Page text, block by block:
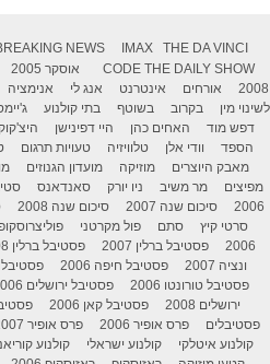
NEWS IMAX
THE DA VINCI
CODE THE DAILY SHOW אוסקר 2005
2008
אורחים אינטרנט אנג לי אנימציה
לשינוי מין
בקרוב בשוטף בתי קולנוע
דפש מוד
האחים כהן היי דפינישן
הספד
וודי אלן טלוויזיה טעויות תרגום
מאבק היוצרים
מוזיקה מועדון הגנוזים
מפיצים
מר משיב ניו יורק סאנדאנס
2006
סיכום שנה 2007 סיכום שנה 2008
סרטי קיץ
סתם פול מקרטני
2006
פסטיבל ברלין 2007 פסטיבל ברלין 2008
ונציה 2007
פסטיבל חיפה 2006 פסטיבל
פסטיבל טורונטו 2006
פסטיבל ירושלים 2006
ירושלים 2008
פסטיבל קאן 2006 פסטיבל
פסטיבלים
פרס אופיר 2006 פרס אופיר 2007
קולנוע איטלקי
קולנוע ישראלי קולנוע